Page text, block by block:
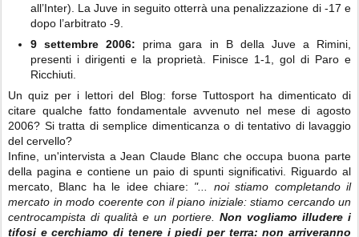
all’In­ter). La Juve in seguito otterrà una penaliz­zazione di -17 e
dopo l’arbitrato -9.
9 settembre 2006: prima gara in B della Juve a Rimini,
presenti i dirigenti e la pro­prietà. Finisce 1-1, gol di Paro e
Ricchiuti.
Un quiz per i lettori del Blog: forse Tuttosport ha dimenticato di
citare qualche fatto fondamentale avvenuto nel mese di agosto
2006? Si tratta di semplice dimenticanza o di tentativo di lavaggio
del cervello?
Infine, un'intervista a Jean Claude Blanc che occupa buona parte
della pagina e contiene un paio di spunti significativi. Riguardo al
mercato, Blanc ha le idee chiare: "... noi stiamo completando il
mercato in modo coerente con il piano iniziale: stiamo cercando un
centrocampista di qualità e un portiere. Non vogliamo illude­re i
tifosi e cerchiamo di tenere i piedi per terra: non arriveran­no